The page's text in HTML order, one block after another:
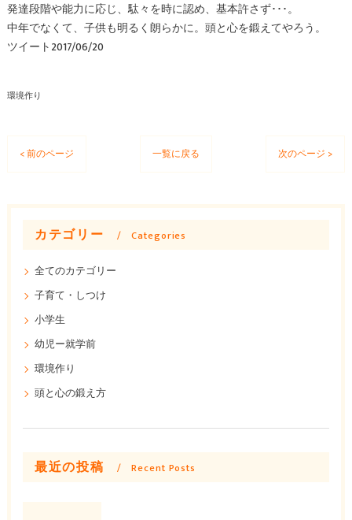
発達段階や能力に応じ、駄々を時に認め、基本許さず･･･。
中年でなくて、子供も明るく朗らかに。頭と心を鍛えてやろう。
ツイート2017/06/20
環境作り
< 前のページ 一覧に戻る 次のページ >
カテゴリー Categories
全てのカテゴリー
子育て・しつけ
小学生
幼児ー就学前
環境作り
頭と心の鍛え方
最近の投稿 Recent Posts